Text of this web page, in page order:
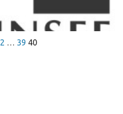
2 … 39 40